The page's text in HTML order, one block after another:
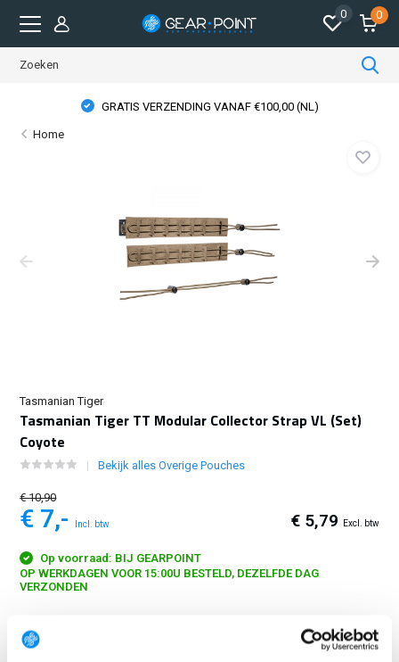
0 0
GRATIS VERZENDING VANAF €100,00 (NL)
Home
Tasmanian Tiger
Tasmanian Tiger TT Modular Collector Strap VL (Set)
Coyote
Bekijk alles Overige Pouches
€ 10,90
€ 7,- Incl. btw € 5,79 Excl. btw
Op voorraad: BIJ GEARPOINT
OP WERKDAGEN VOOR 15:00U BESTELD, DEZELFDE DAG
VERZONDEN
back panel....